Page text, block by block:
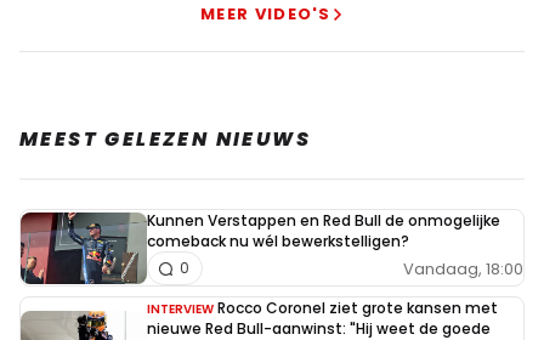
MEER VIDEO'S
MEEST GELEZEN NIEUWS
Kunnen Verstappen en Red Bull de onmogelijke
comeback nu wél bewerkstelligen?
Vandaag, 18:00
0
INTERVIEW Rocco Coronel ziet grote kansen met
nieuwe Red Bull-aanwinst: "Hij weet de goede